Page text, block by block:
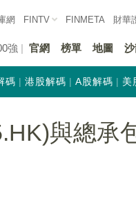
網 FINTV FINMETA 財華
強 官網 榜單 地圖
碼 港股解碼 A股解碼 美
與總承